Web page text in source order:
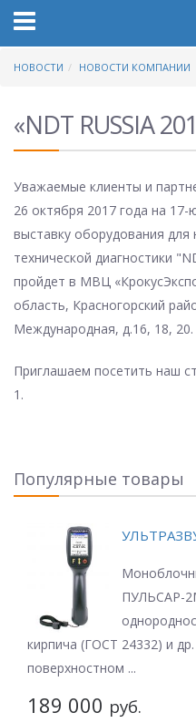
НОВОСТИ НОВОСТИ КОМПАНИИ
«NDT RUSSIA
Уважаемые клиенты и
26 октября 2017 года на
выставку оборудования
технической диагностики
пройдет в МВЦ
область, Красногорский
Международная, д.16, 18, 20.
Приглашаем посетить наш
1.
Популярные товары
ПУЛЬСАР-
кирпича (ГОСТ 24332) и
поверхностном ...
189 000 руб.